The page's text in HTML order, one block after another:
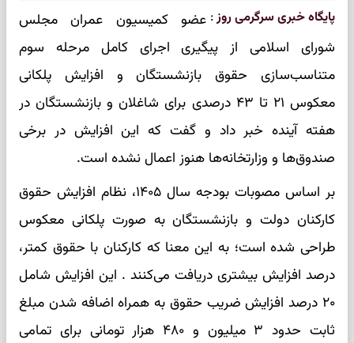
پایگاه خبری سرگرمی روز: عضو کمیسیون عمران مجلس
شورای اسلامی از پیگیری اجرای کامل مرحله سوم
متناسب‌سازی حقوق بازنشستگان و افزایش پلکانی
معکوس ۲۱ تا ۴۳ درصدی برای شاغلان و بازنشستگان در
هفته آینده خبر داد و گفت که این افزایش در برخی
صندوق‌ها و وزارتخانه‌ها هنوز اعمال نشده است.
بر اساس مصوبات بودجه سال ۱۴۰۵، نظام افزایش حقوق
کارکنان دولت و بازنشستگان به صورت پلکانی معکوس
طراحی شده است؛ به این معنا که کارکنان با حقوق کمتر،
درصد افزایش بیشتری دریافت می‌کنند . این افزایش شامل
۲۰ درصد افزایش ضریب حقوق به همراه اضافه شدن مبلغ
ثابت حدود ۳ میلیون و ۴۸۰ هزار تومانی برای تمامی